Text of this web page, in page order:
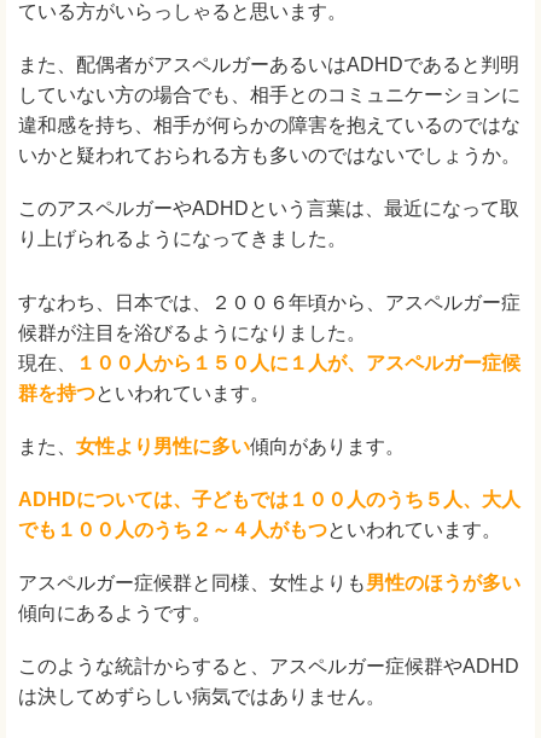
ている方がいらっしゃると思います。
また、配偶者がアスペルガーあるいはADHDであると判明
していない方の場合でも、相手とのコミュニケーションに
違和感を持ち、相手が何らかの障害を抱えているのではな
いかと疑われておられる方も多いのではないでしょうか。
このアスペルガーやADHDという言葉は、最近になって取
り上げられるようになってきました。
すなわち、日本では、２００６年頃から、アスペルガー症
候群が注目を浴びるようになりました。
現在、
１００人から１５０人に１人が、アスペルガー症候
群を持つといわれています。
また、 女性より男性に多い傾向があります。
ADHDについては、子どもでは１００人のうち５人、大人
でも１００人のうち２～４人がもつといわれています。
アスペルガー症候群と同様、女性よりも男性のほうが多い
傾向にあるようです。
このような統計からすると、アスペルガー症候群やADHD
は決してめずらしい病気ではありません。